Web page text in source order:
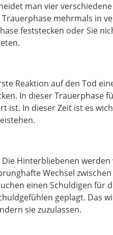
man vier
mehrmals in
feststecken oder Sie
Reaktion auf den Tod
In dieser
ist. In dieser Zeit ist es
Hinterbliebenen
Wechsel
einen Schuldigen für
geplagt. Das
sie zuzulassen.